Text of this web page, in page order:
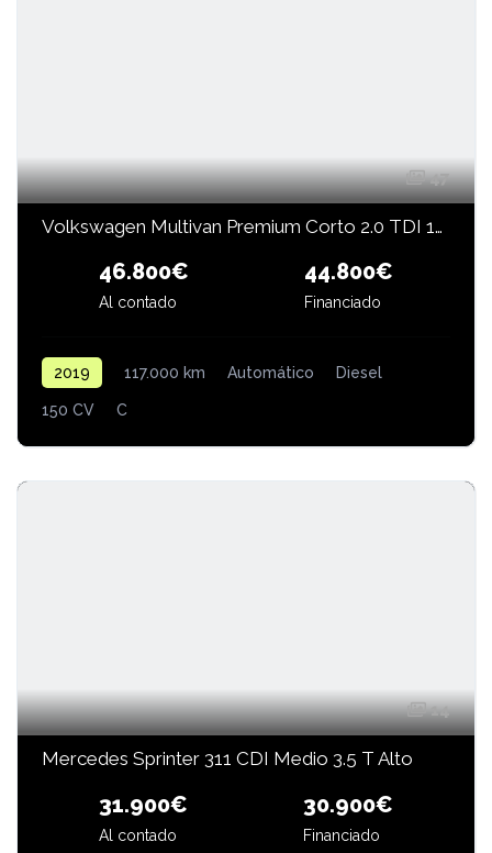
47
Volkswagen Multivan Premium Corto 2.0 TDI 150 CV BMT DSG
46.800€
Al contado
44.800€
Financiado
2019 117.000 km Automático Diesel
150 CV C
14
Mercedes Sprinter 311 CDI Medio 3.5 T Alto
31.900€
Al contado
30.900€
Financiado